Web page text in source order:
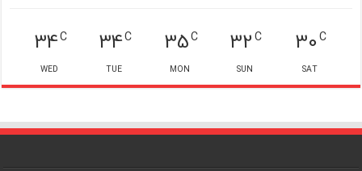
30C
SAT
32C
SUN
35C
MON
34C
TUE
34C
WED